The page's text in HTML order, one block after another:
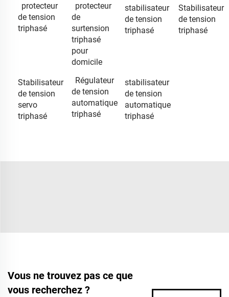
protecteur
de tension
triphasé
protecteur
de
surtension
triphasé
pour
domicile
stabilisateur
de tension
triphasé
Stabilisateur
de tension
triphasé
Stabilisateur
de tension
servo
triphasé
Régulateur
de tension
automatique
triphasé
stabilisateur
de tension
automatique
triphasé
Vous ne trouvez pas ce que
vous recherchez ?